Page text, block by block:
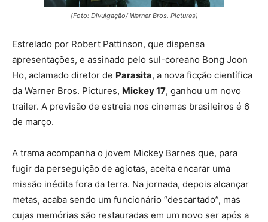
(Foto: Divulgação/ Warner Bros. Pictures)
Estrelado por Robert Pattinson, que dispensa
apresentações, e assinado pelo sul-coreano Bong Joon
Ho, aclamado diretor de Parasita, a nova ficção científica
da Warner Bros. Pictures, Mickey 17, ganhou um novo
trailer. A previsão de estreia nos cinemas brasileiros é 6
de março.
A trama acompanha o jovem Mickey Barnes que, para
fugir da perseguição de agiotas, aceita encarar uma
missão inédita fora da terra. Na jornada, depois alcançar
metas, acaba sendo um funcionário “descartado”, mas
cujas memórias são restauradas em um novo ser após a